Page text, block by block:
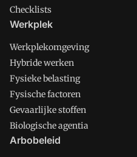
Checklists
Werkplek
Werkplekomgeving
Hybride werken
Fysieke belasting
Fysische factoren
Gevaarlijke stoffen
Biologische agentia
Arbobeleid